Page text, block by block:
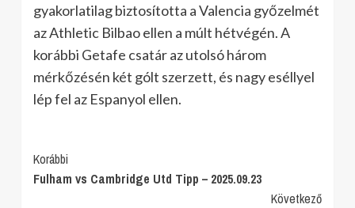
gyakorlatilag biztosította a Valencia győzelmét
az Athletic Bilbao ellen a múlt hétvégén. A
korábbi Getafe csatár az utolsó három
mérkőzésén két gólt szerzett, és nagy eséllyel
lép fel az Espanyol ellen.
Post
Navigation
Korábbi
Fulham vs Cambridge Utd Tipp – 2025.09.23
Következő